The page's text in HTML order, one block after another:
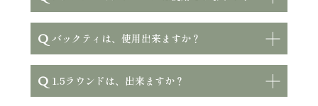
Q バックティは、使用出来ますか？
Q 1.5ラウンドは、出来ますか？